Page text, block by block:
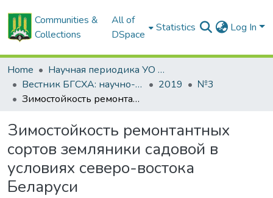
Communities &
Collections
All of
DSpace
Statistics Log In
Home
Научная периодика УО БГСХА
Вестник БГСХА: научно-методический журнал Белорусской государственной сельскохозяйственной академии
2019
№3
Зимостойкость ремонтантных сортов земляники садовой в условиях северо-востока Беларуси
Зимостойкость ремонтантных
сортов земляники садовой в
условиях северо-востока
Беларуси